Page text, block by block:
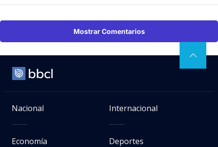
Mostrar Comentarios
Nacional Internacional
Economía Deportes